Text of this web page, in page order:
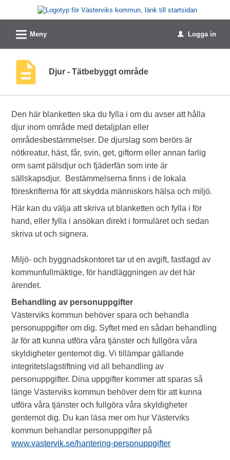
Välkommen
till
tjänster
Västerviks
kommun
L Meny u Logga in
Djur - Tätbebyggt område
Den här blanketten ska du fylla i om du avser att hålla
djur inom område med detaljplan eller
områdesbestämmelser. De djurslag som berörs är
nötkreatur, häst, får, svin, get, giftorm eller annan farlig
orm samt pälsdjur och fjäderfän som inte är
sällskapsdjur. Bestämmelserna finns i de lokala
föreskrifterna för att skydda människors hälsa och miljö.
Här kan du välja att skriva ut blanketten och fylla i för
hand, eller fylla i ansökan direkt i formuläret och sedan
skriva ut och signera.
Miljö- och byggnadskontoret tar ut en avgift, fastlagd av
kommunfullmäktige, för handläggningen av det här
ärendet.
Behandling av personuppgifter
Västerviks kommun behöver spara och behandla
personuppgifter om dig. Syftet med en sådan behandling
är för att kunna utföra våra tjänster och fullgöra våra
skyldigheter gentemot dig. Vi tillämpar gällande
integritetslagstiftning vid all behandling av
personuppgifter. Dina uppgifter kommer att sparas så
länge Västerviks kommun behöver dem för att kunna
utföra våra tjänster och fullgöra våra skyldigheter
gentemot dig. Du kan läsa mer om hur Västerviks
kommun behandlar personuppgifter på
www.vastervik.se/hantering-personuppgifter